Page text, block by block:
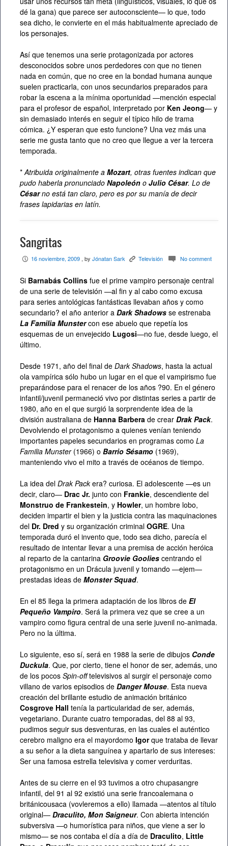
dé la gana) que parece ser autoconsciente— lo que, todo
sea dicho, le convierte en el más habitualmente apreciado de
los personajes.
Así que tenemos una serie protagonizada por actores
desconocidos sobre unos perdedores con que no tienen
nada en común, que no cree en la bondad humana aunque
suelen practicarla, con unos secundarios preparados para
robar la escena a la mínima oportunidad —mención especial
para el profesor de español, interpretado por Ken Jeong— y
sin demasiado interés en seguir el típico hilo de trama
cómica. ¿Y esperan que esto funcione? Una vez más una
serie me gusta tanto que no creo que llegue a ver la tercera
temporada.
* Atribuida originalmente a Mozart, otras fuentes indican que
pudo haberla pronunciado Napoleón o Julio César. Lo de
Césarno está tan claro, pero es por su manía de decir
frases lapidarias en latín.
Sangritas
P 16 noviembre, 2009 , by Jónatan Sark K Televisión c No comment
Si Barnabás Collins fue el prime vampiro personaje central
de una serie de televisión —al fin y al cabo como excusa
para series antológicas fantásticas llevaban años y como
secundario? el año anterior a Dark Shadows se estrenaba
La Familia Munstercon ese abuelo que repetía los
esquemas de un envejecido Lugosi—no fue, desde luego, el
último.
Desde 1971, año del final de Dark Shadows, hasta la actual
ola vampírica sólo hubo un lugar en el que el vampirismo fue
preparándose para el renacer de los años ?90. En el género
infantil/juvenil permaneció vivo por distintas series a partir de
1980, año en el que surgió la sorprendente idea de la
división australiana de Hanna Barbera de crear Drak Pack.
Devolviendo el protagonismo a quienes venían teniendo
importantes papeles secundarios en programas como La
Familia Munster(1966) o Barrio Sésamo (1969),
manteniendo vivo el mito a través de océanos de tiempo.
La idea del Drak Packera? curiosa. El adolescente —es un
decir, claro— Drac Jr. junto con Frankie, descendiente del
Monstruo de Frankestein, y Howler, un hombre lobo,
deciden impartir el bien y la justicia contra las maquinaciones
del Dr. Dred y su organización criminal OGRE. Una
temporada duró el invento que, todo sea dicho, parecía el
resultado de intentar llevar a una premisa de acción heróica
al reparto de la cantarina Groovie Goolies centrando el
protagonismo en un Drácula juvenil y tomando —ejem—
prestadas ideas de Monster Squad.
En el 85 llega la primera adaptación de los libros de El
Pequeño Vampiro. Será la primera vez que se cree a un
vampiro como figura central de una serie juvenil no-animada.
Pero no la última.
Lo siguiente, eso sí, será en 1988 la serie de dibujos Conde
Duckula. Que, por cierto, tiene el honor de ser, además, uno
de los pocos Spin-offtelevisivos al surgir el personaje como
villano de varios episodios de Danger Mouse. Esta nueva
creación del brillante estudio de animación británico
Cosgrove Hall tenía la particularidad de ser, además,
vegetariano. Durante cuatro temporadas, del 88 al 93,
pudimos seguir sus desventuras, en las cuales el auténtico
cerebro maligno era el mayordomo Igorque trataba de llevar
a su señor a la dieta sanguínea y apartarlo de sus intereses:
Ser una famosa estrella televisiva y comer verduritas.
Antes de su cierre en el 93 tuvimos a otro chupasangre
infantil, del 91 al 92 existió una serie francoalemana o
británicousaca (vovleremos a ello) llamada —atentos al título
original— Draculito, Mon Saigneur. Con abierta intención
subversiva —o humorística para niños, que viene a ser lo
mismo— se nos contaba el día a día de Draculito, Little